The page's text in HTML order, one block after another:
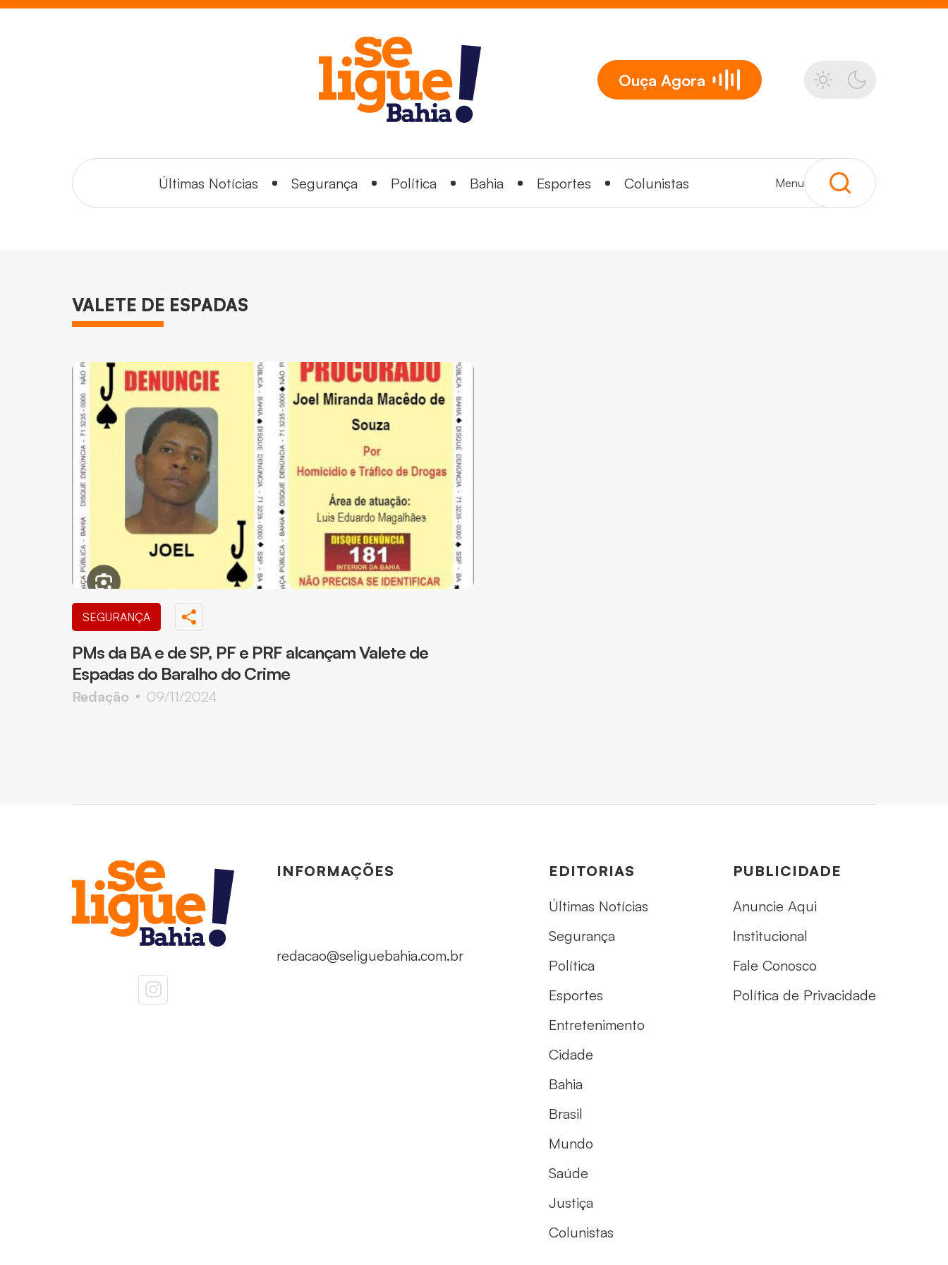
Ouça Agora
Últimas Notícias Segurança Política Bahia Esportes Colunistas Menu
VALETE DE ESPADAS
SEGURANÇA
PMs da BA e de SP, PF e PRF alcançam Valete de
Espadas do Baralho do Crime
Redação 09/11/2024
INFORMAÇÕES
redacao@seliguebahia.com.br
EDITORIAS
Últimas Notícias
Segurança
Política
Esportes
Entretenimento
Cidade
Bahia
Brasil
Mundo
Saúde
Justiça
Colunistas
PUBLICIDADE
Anuncie Aqui
Institucional
Fale Conosco
Política de Privacidade